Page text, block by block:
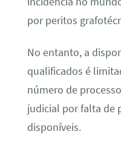
por peritos
No entanto, a
qualificados é
número de
judicial por falta de
disponíveis.